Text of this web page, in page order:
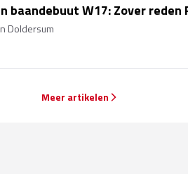
baandebuut W17: Zover reden
Doldersum
Meer artikelen